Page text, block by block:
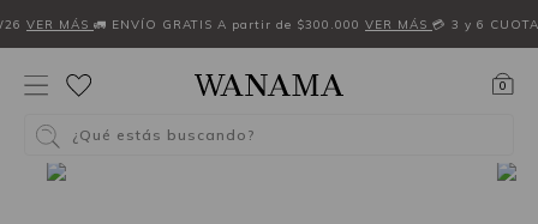
VER MÁS 🚛 ENVÍO GRATIS A partir de $300.000 VER MÁS 💳 3 y 6
0
¿Qué estás buscando?